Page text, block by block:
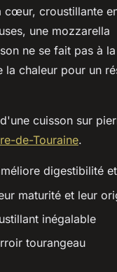
cœur, croustillante
une mozzarella
ne se fait pas à
la chaleur pour un
cuisson sur
de-Touraine.
digestibilité
maturité et leur
inégalable
tourangeau